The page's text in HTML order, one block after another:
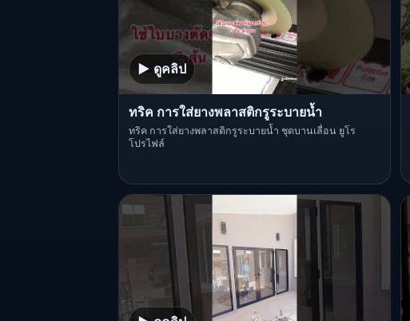
▶ ดูคลิป
ทริค การใส่ยางพลาสติกรูระบายน้ำ
ทริค การใส่ยางพลาสติกรูระบายน้ำ ชุดบานเลื่อน ยูโร
โปรไฟล์